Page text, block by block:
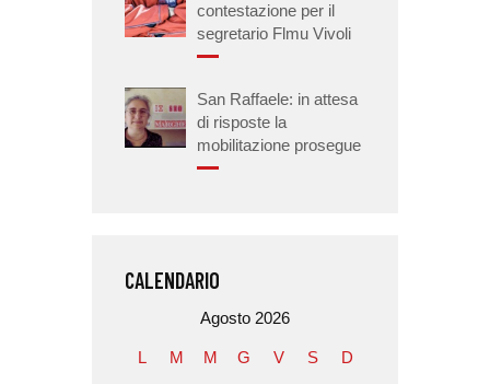
contestazione per il
segretario Flmu Vivoli
San Raffaele: in attesa
di risposte la
mobilitazione prosegue
CALENDARIO
Agosto 2026
L M M G V S D